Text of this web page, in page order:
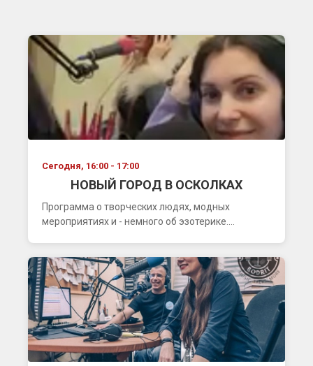
Сегодня, 16:00 - 17:00
НОВЫЙ ГОРОД В ОСКОЛКАХ
Программа о творческих людях, модных
мероприятиях и - немного об эзотерике....